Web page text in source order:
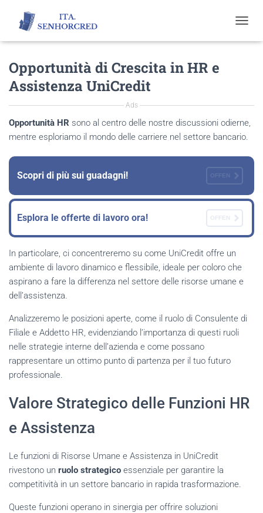
O
A
G
O
N
Opportunità di Crescita in HR e
Assistenza UniCredit
Ads
Opportunità HR sono al centro delle nostre discussioni odierne,
mentre esploriamo il mondo delle carriere nel settore bancario.
Scopri di più sui guadagni! OFFEN
Esplora le offerte di lavoro ora! OFFEN
In particolare, ci concentreremo su come UniCredit offre un
ambiente di lavoro dinamico e flessibile, ideale per coloro che
aspirano a fare la differenza nel settore delle risorse umane e
dell’assistenza.
Analizzeremo le posizioni aperte, come il ruolo di Consulente di
Filiale e Addetto HR, evidenziando l’importanza di questi ruoli
nelle strategie interne dell’azienda e come possano
rappresentare un ottimo punto di partenza per il tuo futuro
professionale.
Valore Strategico delle Funzioni HR
e Assistenza
Le funzioni di Risorse Umane e Assistenza in UniCredit
rivestono un ruolo strategico essenziale per garantire la
competitività in un settore bancario in rapida trasformazione.
Queste funzioni operano in sinergia per offrire soluzioni